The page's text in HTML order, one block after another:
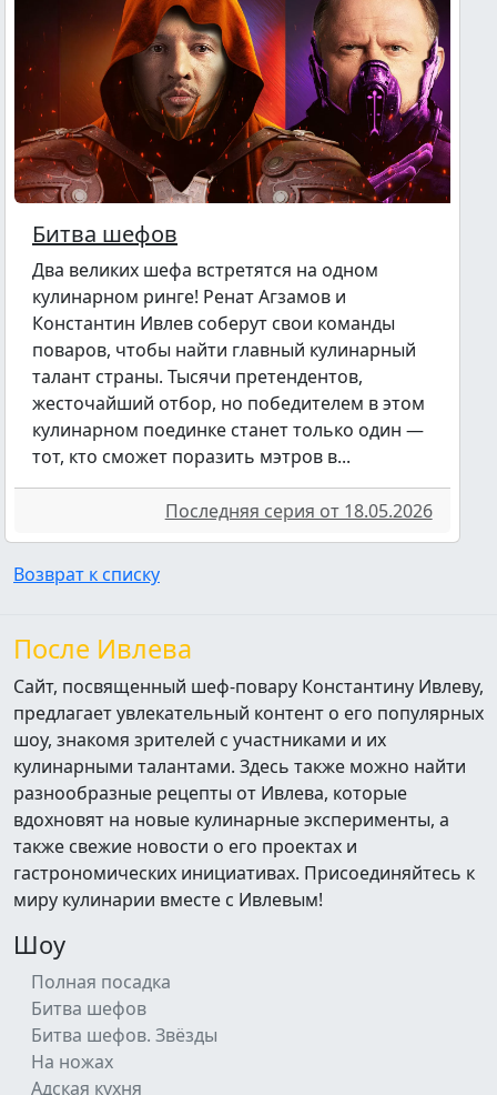
Битва шефов
Два великих шефа встретятся на одном
кулинарном ринге! Ренат Агзамов и
Константин Ивлев соберут свои команды
поваров, чтобы найти главный кулинарный
талант страны. Тысячи претендентов,
жесточайший отбор, но победителем в этом
кулинарном поединке станет только один —
тот, кто сможет поразить мэтров в...
Последняя серия от 18.05.2026
Возврат к списку
После Ивлева
Сайт, посвященный шеф-повару Константину Ивлеву,
предлагает увлекательный контент о его популярных
шоу, знакомя зрителей с участниками и их
кулинарными талантами. Здесь также можно найти
разнообразные рецепты от Ивлева, которые
вдохновят на новые кулинарные эксперименты, а
также свежие новости о его проектах и
гастрономических инициативах. Присоединяйтесь к
миру кулинарии вместе с Ивлевым!
Шоу
Полная посадка
Битва шефов
Битва шефов. Звёзды
На ножах
Адская кухня